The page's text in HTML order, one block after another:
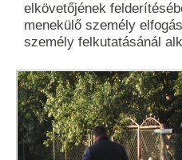
elkövetőjének
menekülő személy
személy felkutatásánál